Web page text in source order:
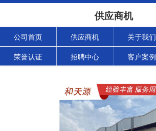
供应商机
公司首页 供应商机 关于我们
荣誉认证 招聘中心 客户案例